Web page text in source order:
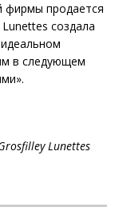
фирмы продается
создала
в следующем
Lunettes